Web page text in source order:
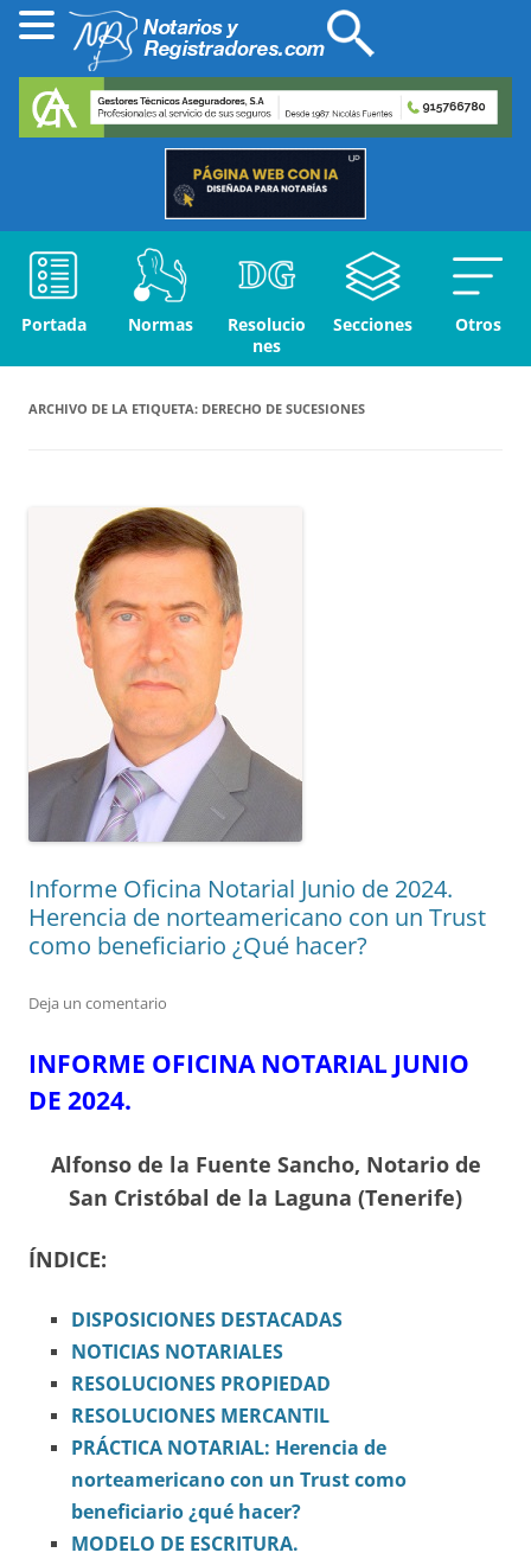
Portada Normas
Resolucio
nes
Secciones Otros
ARCHIVO DE LA ETIQUETA: DERECHO DE SUCESIONES
Informe Oficina Notarial Junio de 2024.
Herencia de norteamericano con un Trust
como beneficiario ¿Qué hacer?
Deja un comentario
INFORME OFICINA NOTARIAL JUNIO
DE 2024.
Alfonso de la Fuente Sancho, Notario de
San Cristóbal de la Laguna (Tenerife)
ÍNDICE:
DISPOSICIONES DESTACADAS
NOTICIAS NOTARIALES
RESOLUCIONES PROPIEDAD
RESOLUCIONES MERCANTIL
PRÁCTICA NOTARIAL: Herencia de
norteamericano con un Trust como
beneficiario ¿qué hacer?
MODELO DE ESCRITURA.